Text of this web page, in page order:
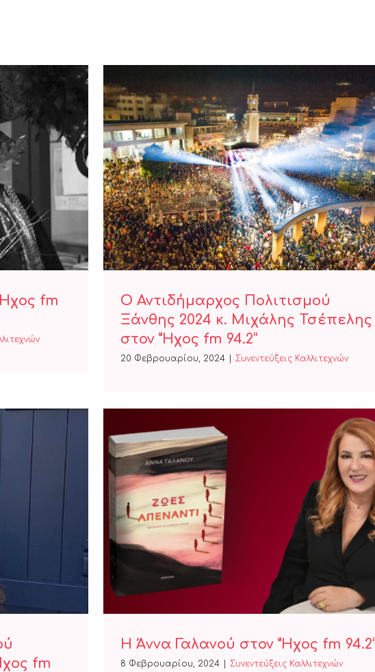
fm
fm
Ο Αντιδήμαρχος Πολιτισμού
Ξάνθης 2024 κ. Μιχάλης Τσέπελης
στον “Ήχος fm 94.2”
Ο Αντιδήμαρχος Πολιτισμού
Ξάνθης 2024 κ. Μιχάλης Τσέπελης
στον “Ήχος fm 94.2”
20 Φεβρουαρίου, 2024 Συνεντεύξεις Καλλιτεχνών
fm
fm
Η Άννα Γαλανού στον “Ήχος fm
Η Άννα Γαλανού στον “Ήχος fm
8 Φεβρουαρίου, 2024 Συνεντεύξεις Καλλιτεχνών